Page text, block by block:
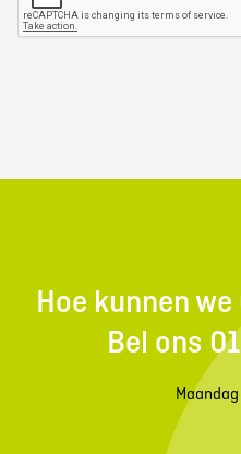
Hoe kunnen
Bel ons